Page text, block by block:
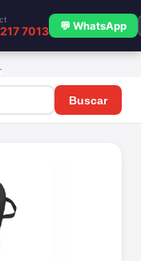
7013 💬 WhatsApp
Buscar